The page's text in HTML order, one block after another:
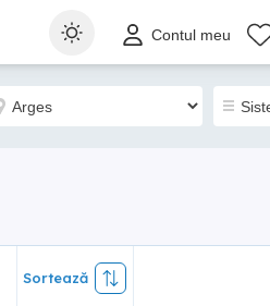
Contul meu
Sortează
Sortează